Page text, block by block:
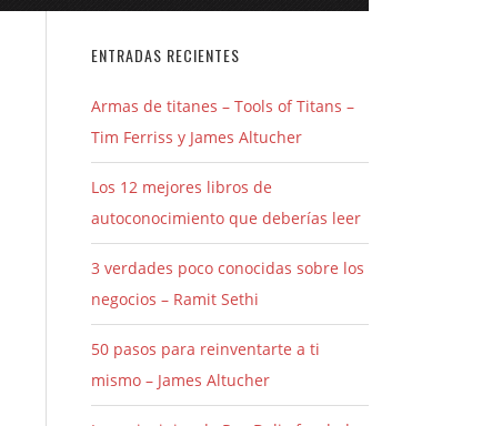
ENTRADAS RECIENTES
Armas de titanes – Tools of Titans –
Tim Ferriss y James Altucher
Los 12 mejores libros de
autoconocimiento que deberías leer
3 verdades poco conocidas sobre los
negocios – Ramit Sethi
50 pasos para reinventarte a ti
mismo – James Altucher